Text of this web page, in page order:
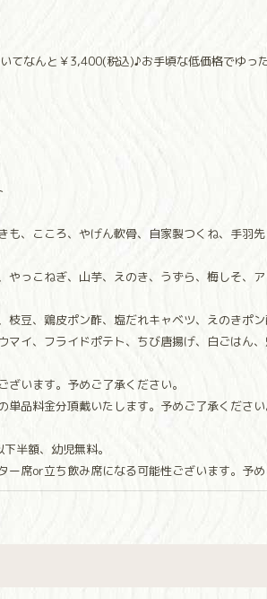
てなんと￥3,400(税込)♪お手頃な低価格でゆっ
も、こころ、やげん軟骨、自家製つくね、手羽先
やっこねぎ、山芋、えのき、うずら、梅しそ、ア
枝豆、鶏皮ポン酢、塩だれキャベツ、えのきポ
マイ、フライドポテト、ちび唐揚げ、白ごはん
います。予めご了承ください。
品料金分頂戴いたします。予めご了承ください
半額、幼児無料。
席or立ち飲み席になる可能性ございます。予め